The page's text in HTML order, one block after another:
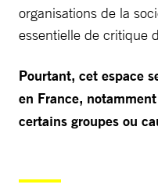
organisations de la
essentielle de critique
Pourtant, cet espace
en France,
certains groupes ou